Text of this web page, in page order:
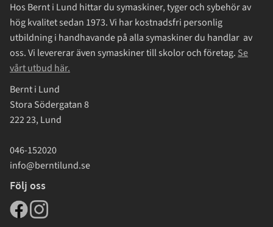
Hos Bernt i Lund hittar du symaskiner, tyger och sybehör av
hög kvalitet sedan 1973. Vi har kostnadsfri personlig
utbildning i handhavande på alla symaskiner du handlar av
oss. Vi levererar även symaskiner till skolor och företag. Se
vårt utbud här.
Bernt i Lund
Stora Södergatan 8
222 23, Lund
046-152020
info@berntilund.se
Följ oss